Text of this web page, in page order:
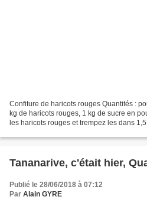
Confiture de haricots rouges Quantités :
kg de haricots rouges, 1 kg de sucre en
les haricots rouges et trempez les dans
Tananarive, c'était hier,
Publié le 28/06/2018 à 07:12
Par Alain GYRE